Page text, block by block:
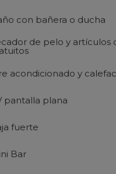
con bañera o ducha
de pelo y artículos
acondicionado y
pantalla plana
fuerte
Bar